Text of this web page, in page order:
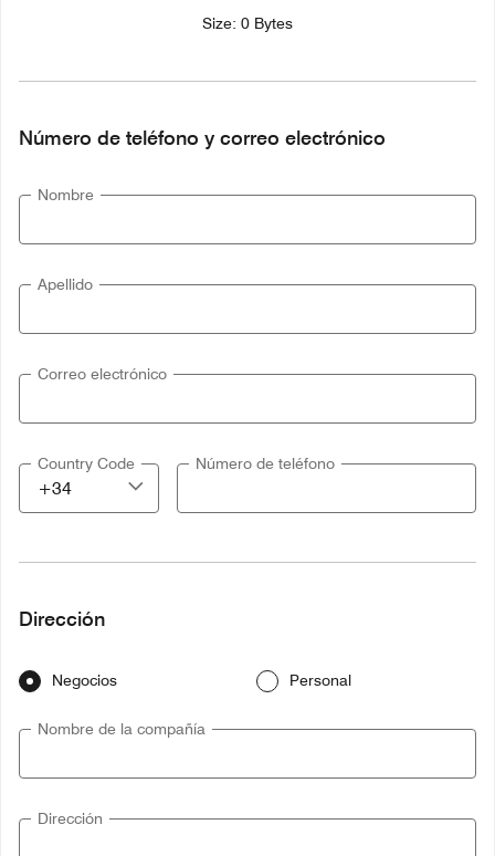
Size: 0 Bytes
Número de teléfono y correo electrónico
Nombre
Apellido
Correo electrónico
Country Code Número de teléfono
Dirección
Negocios Personal
Nombre de la compañía
Dirección